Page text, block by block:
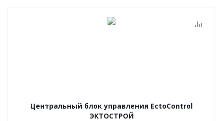
Центральный блок управления EctoСontrol
ЭКТОСТРОЙ